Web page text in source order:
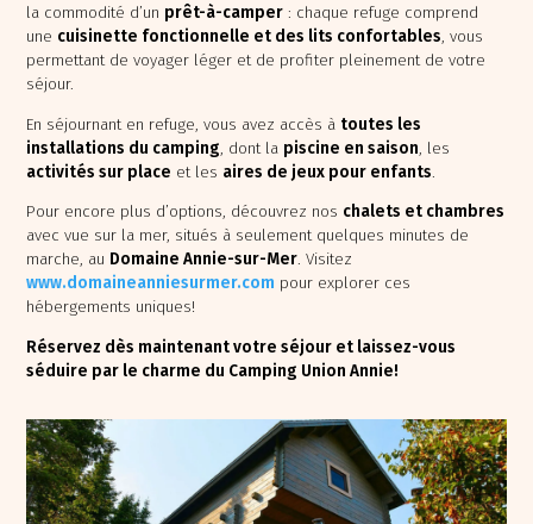
CAMPING UNION BASKATONG
/POURVOIRIE RAINVILLE
CAMPING PARC DE LA
CHAUDIÈRE
la commodité d’un prêt-à-camper : chaque refuge comprend
une cuisinette fonctionnelle et des lits confortables, vous
permettant de voyager léger et de profiter pleinement de votre
séjour.
En séjournant en refuge, vous avez accès à toutes les
installations du camping, dont la piscine en saison, les
activités sur place et les aires de jeux pour enfants.
Pour encore plus d’options, découvrez nos chalets et chambres
avec vue sur la mer, situés à seulement quelques minutes de
marche, au Domaine Annie-sur-Mer. Visitez
www.domaineanniesurmer.com pour explorer ces
hébergements uniques!
Réservez dès maintenant votre séjour et laissez-vous
séduire par le charme du Camping Union Annie!